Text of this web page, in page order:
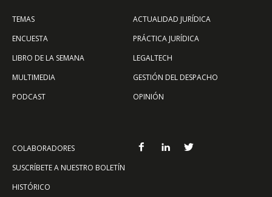
TEMAS
ENCUESTA
LIBRO DE LA SEMANA
MULTIMEDIA
PODCAST
ACTUALIDAD JURÍDICA
PRÁCTICA JURÍDICA
LEGALTECH
GESTIÓN DEL DESPACHO
OPINIÓN
COLABORADORES
SUSCRÍBETE A NUESTRO BOLETÍN
HISTÓRICO